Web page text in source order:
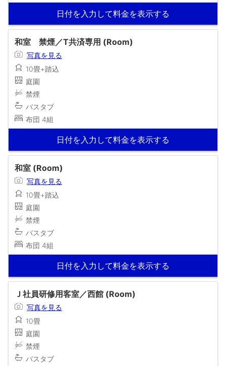
日付を入力して料金を表示する
和室 禁煙／T共済専用 (Room)
写真を見る
10畳+踏込
庭園
禁煙
バスタブ
布団 4組
日付を入力して料金を表示する
和室 (Room)
写真を見る
10畳+踏込
庭園
禁煙
バスタブ
布団 4組
日付を入力して料金を表示する
Ｊ社員研修用客室／西館 (Room)
写真を見る
10畳
庭園
禁煙
バスタブ